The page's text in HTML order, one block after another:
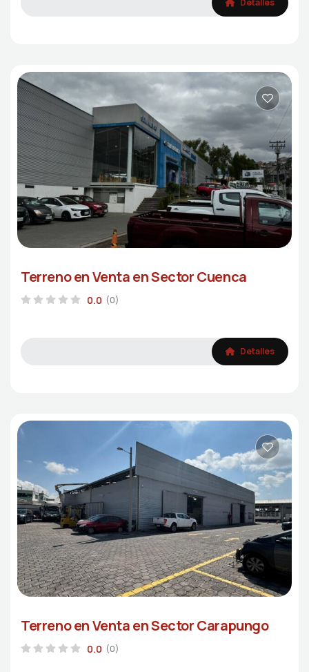
Terreno en Venta en Sector Cuenca
0.0 (0)
Detalles
Terreno en Venta en Sector Carapungo
0.0 (0)